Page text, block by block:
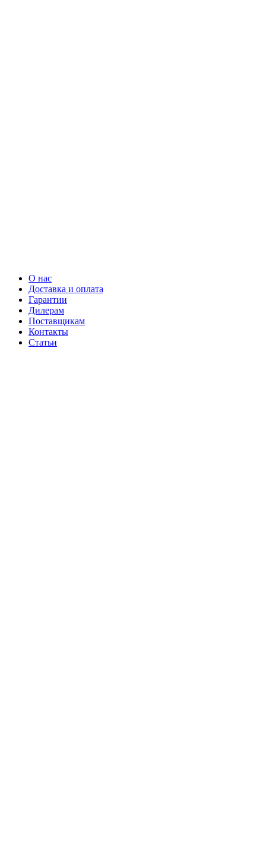
О нас
Доставка и оплата
Гарантии
Дилерам
Поставщикам
Контакты
Статьи